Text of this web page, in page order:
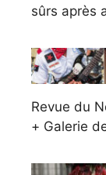
sûrs après
Revue du
+ Galerie